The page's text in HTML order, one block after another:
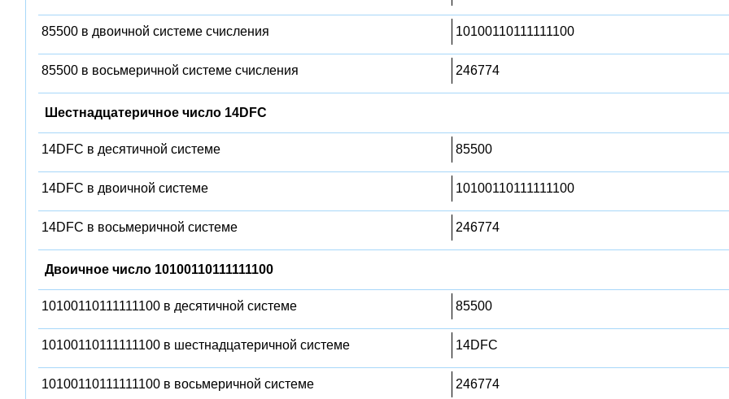
85500 в двоичной системе счисления 10100110111111100
85500 в восьмеричной системе счисления 246774
Шестнадцатеричное число 14DFC
14DFC в десятичной системе 85500
14DFC в двоичной системе 10100110111111100
14DFC в восьмеричной системе 246774
Двоичное число 10100110111111100
10100110111111100 в десятичной системе 85500
10100110111111100 в шестнадцатеричной системе 14DFC
10100110111111100 в восьмеричной системе 246774